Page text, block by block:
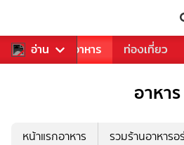
อ่าน
การเพลง อาหาร ท่องเที่ยว
อาหาร
หน้าแรกอาหาร รวมร้านอาหารอ